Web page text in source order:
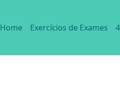
Home Exercícios de Exames